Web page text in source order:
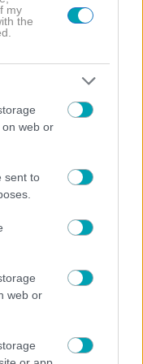
my
the
web or
sent to
web or
Ανίκητων»
με τον Αφγανό
– Ο λόγος
του
μετά τις
η Ανδρομάχη-
(Φωτογραφία-